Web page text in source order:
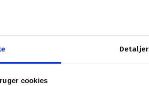
Detaljer
cookies
direkte i din postkasse.